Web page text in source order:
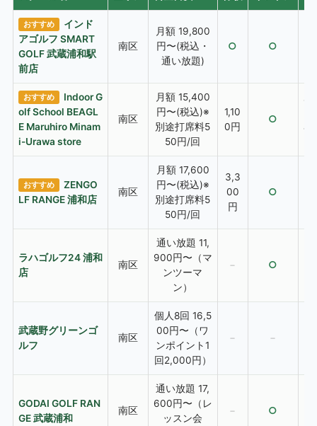
おすすめ
インド
アゴルフ SMART
GOLF 武蔵浦和駅
前店
南区
月額 19,800
円〜(税込・
通い放題)
○ ○
おすすめ
Indoor G
olf School BEAGL
E Maruhiro Minam
i-Urawa store
南区
月額 15,400
円〜(税込)※
別途打席料5
50円/回
1,10
0円
○
おすすめ
ZENGO
LF RANGE 浦和店
南区
月額 17,600
円〜(税込)※
別途打席料5
50円/回
3,3
00
円
○
ラハゴルフ24 浦和
店
南区
通い放題 11,
900円〜（マ
ンツーマ
ン）
− ○
武蔵野グリーンゴ
ルフ
南区
個人8回 16,5
00円〜（ワ
ンポイント1
回2,000円）
− −
GODAI GOLF RAN
GE 武蔵浦和
南区
通い放題 17,
600円〜（レ
ッスン会
− ○